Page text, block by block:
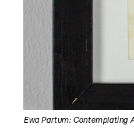
Ewa Partum: Contemplating